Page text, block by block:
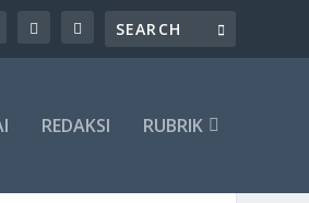
REDAKSI RUBRIK